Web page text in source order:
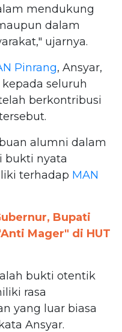
mendukung
dalam
ujarnya.
Pinrang, Ansyar,
seluruh
berkontribusi
alumni dalam
bukti nyata
terhadap MAN
Bupati
Mager" di HUT
bukti otentik
rasa
yang luar biasa
Ansyar.